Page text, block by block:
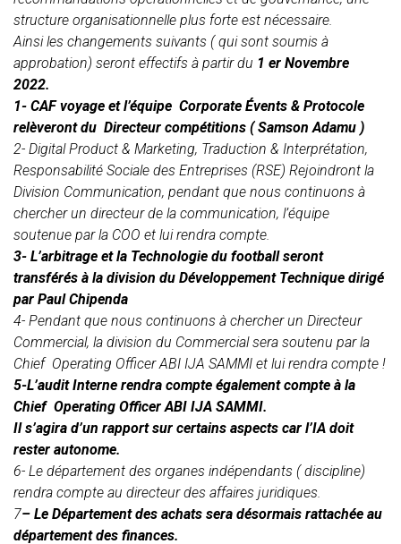
structure organisationnelle plus forte est nécessaire.
Ainsi les changements suivants ( qui sont soumis à
approbation) seront effectifs à partir du 1 er Novembre
2022.
1- CAF voyage et l’équipe Corporate Évents & Protocole
relèveront du Directeur compétitions ( Samson Adamu )
2- Digital Product & Marketing, Traduction & Interprétation,
Responsabilité Sociale des Entreprises (RSE) Rejoindront la
Division Communication, pendant que nous continuons à
chercher un directeur de la communication, l’équipe
soutenue par la COO et lui rendra compte.
3- L’arbitrage et la Technologie du football seront
transférés à la division du Développement Technique dirigé
par Paul Chipenda
4- Pendant que nous continuons à chercher un Directeur
Commercial, la division du Commercial sera soutenu par la
Chief Operating Officer ABI IJA SAMMI et lui rendra compte !
5-L’audit Interne rendra compte également compte à la
Chief Operating Officer ABI IJA SAMMI.
Il s’agira d’un rapport sur certains aspects car l’IA doit
rester autonome.
6- Le département des organes indépendants ( discipline)
rendra compte au directeur des affaires juridiques.
7– Le Département des achats sera désormais rattachée au
département des finances.